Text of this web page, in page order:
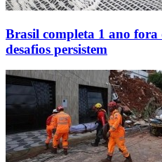
Brasil completa 1 ano
desafios persistem